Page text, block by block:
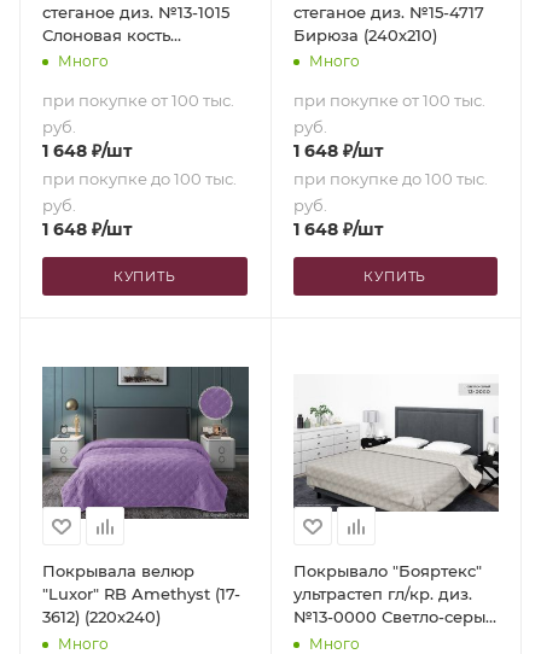
стеганое диз. №13-1015
Слоновая кость
(240х210)
Много
при покупке от 100 тыс.
руб.
1 648 ₽/шт
при покупке до 100 тыс.
руб.
1 648 ₽/шт
КУПИТЬ
стеганое диз. №15-4717
Бирюза (240х210)
Много
при покупке от 100 тыс.
руб.
1 648₽/шт
при покупке до 100 тыс.
руб.
1 648₽/шт
КУПИТЬ
Покрывала велюр
"Luxor" RB Amethyst (17-
3612) (220х240)
Много
Покрывало "Бояртекс"
ультрастеп гл/кр. диз.
№13-0000 Светло-серый
(верх/низ светло-серый)
Много